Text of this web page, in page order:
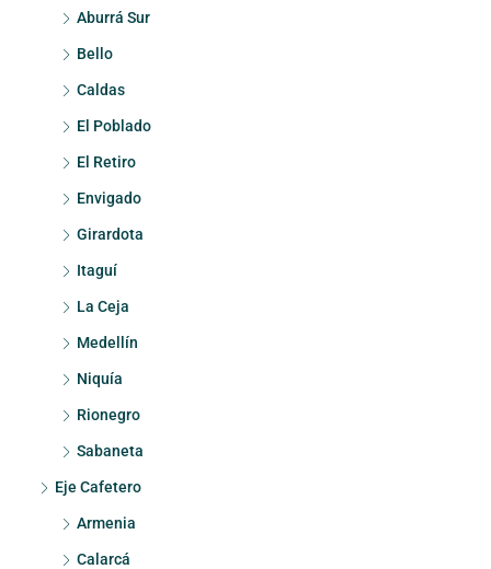
Aburrá Sur
Bello
Caldas
El Poblado
El Retiro
Envigado
Girardota
Itaguí
La Ceja
Medellín
Niquía
Rionegro
Sabaneta
Eje Cafetero
Armenia
Calarcá